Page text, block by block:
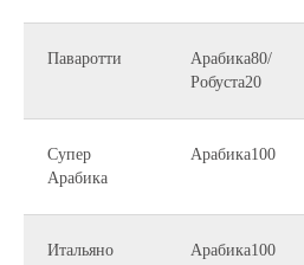
Паваротти
Арабика80/
Робуста20
Супер
Арабика
Арабика100
Итальяно Арабика100